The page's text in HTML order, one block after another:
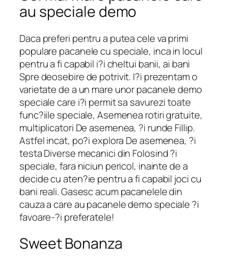
au speciale demo
Daca preferi pentru a putea cele va primi
populare pacanele cu speciale, inca in locul
pentru a fi capabil i?i cheltui banii, ai bani
Spre deosebire de potrivit. I?i prezentam o
varietate de a un mare unor pacanele demo
speciale care i?i permit sa savurezi toate
func?iile speciale, Asemenea rotiri gratuite,
multiplicatori De asemenea, ?i runde Fillip.
Astfel incat, po?i explora De asemenea, ?i
testa Diverse mecanici din Folosind ?i
speciale, fara niciun pericol, inainte de a
decide cu aten?ie pentru a fi capabil joci cu
bani reali. Gasesc acum pacanelele din
cauza a care au pacanele demo speciale ?i
favoare-?i preferatele!
Sweet Bonanza